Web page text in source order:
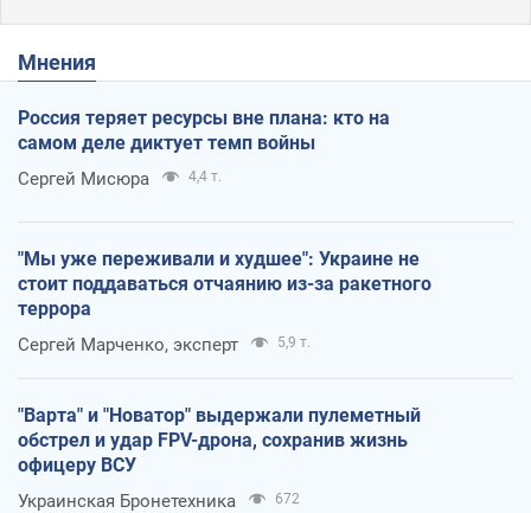
Мнения
Россия теряет ресурсы вне плана: кто на
самом деле диктует темп войны
Сергей Мисюра 4,4 т.
"Мы уже переживали и худшее": Украине не
стоит поддаваться отчаянию из-за ракетного
террора
Сергей Марченко, эксперт 5,9 т.
"Варта" и "Новатор" выдержали пулеметный
обстрел и удар FPV-дрона, сохранив жизнь
офицеру ВСУ
Украинская Бронетехника 672